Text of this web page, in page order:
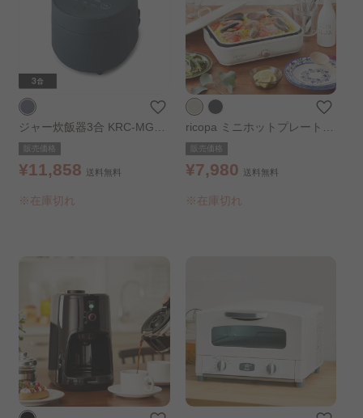
ジャー炊飯器3合 KRC-MGA3
0-DA ディープブルー
販売価格
¥11,858 送料無料
※在庫切れ
ricopa ミニホットプレート M
HP-R102-WC ホワイトアイ
ボリー
販売価格
¥7,980 送料無料
※在庫切れ